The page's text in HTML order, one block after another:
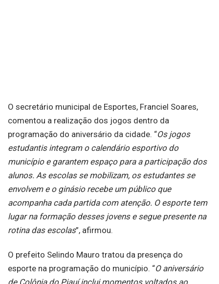
O secretário municipal de Esportes, Franciel Soares,
comentou a realização dos jogos dentro da
programação do aniversário da cidade. “Os jogos
estudantis integram o calendário esportivo do
município e garantem espaço para a participação dos
alunos. As escolas se mobilizam, os estudantes se
envolvem e o ginásio recebe um público que
acompanha cada partida com atenção. O esporte tem
lugar na formação desses jovens e segue presente na
rotina das escolas”, afirmou.
O prefeito Selindo Mauro tratou da presença do
esporte na programação do município. “O aniversário
de Colônia do Piauí inclui momentos voltados ao